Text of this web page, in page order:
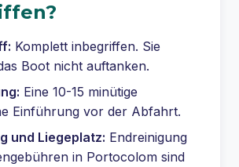
Komplett inbegriffen. Sie
Boot nicht auftanken.
Eine 10-15 minütige
Einführung vor der Abfahrt.
und Liegeplatz: Endreinigung
in Portocolom sind